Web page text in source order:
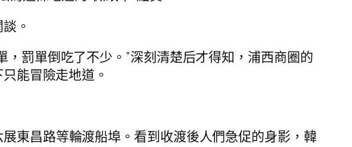
。
罰單倒吃了不少。”深刻清楚后才得知，浦西商圈的
能冒險走地道。
東昌路等輪渡船埠。看到收渡後人們急促的身影，韓